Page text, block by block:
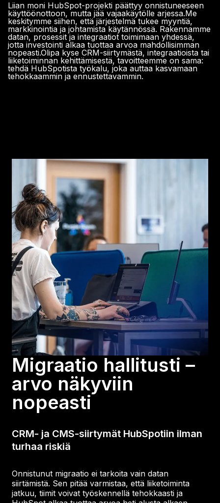
Liian moni HubSpot-projekti päättyy onnistuneeseen
käyttöönottoon, mutta jää vajaakäytölle arjessa.Me
keskitymme siihen, että järjestelmä tukee myyntiä,
markkinointia ja johtamista käytännössä. Rakennamme
datan, prosessit ja integraatiot toimimaan yhdessä,
jotta investointi alkaa tuottaa arvoa mahdollisimman
nopeasti.Olipa kyse CRM-siirtymästä, integraatioista tai
liiketoiminnan kehittämisestä, tavoitteemme on sama:
tehdä HubSpotista työkalu, joka auttaa kasvamaan
tehokkaammin ja ennustettavammin.
Migraatio hallitusti –
arvo näkyviin
nopeasti
CRM- ja CMS-siirtymät HubSpotiin ilman
turhaa riskiä
Onnistunut migraatio ei tarkoita vain datan
siirtämistä. Sen pitää varmistaa, että liiketoiminta
jatkuu, tiimit voivat työskennellä tehokkaasti ja